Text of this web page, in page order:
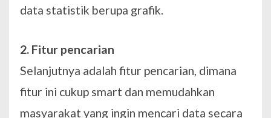
data statistik berupa grafik.
2. Fitur pencarian
Selanjutnya adalah fitur pencarian, dimana
fitur ini cukup smart dan memudahkan
masyarakat yang ingin mencari data secara